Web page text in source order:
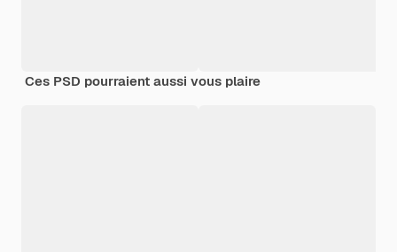
Ces PSD pourraient aussi vous plaire